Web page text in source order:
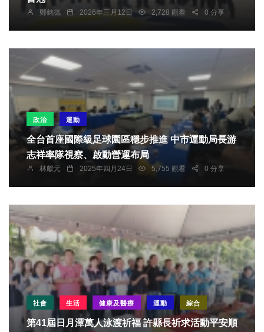
鄭銘德 2026年三月12日 2,728 觀看 0 分享
政治 運動
全台首座國際級足球園區穩步推進 中市運動局長游
志祥率隊視察、啟動營運布局
林獻元 2025年四月24日 5,755 觀看 0 分享
社會 生活 健康及醫療 運動 綜合
第41屆日月潭萬人泳渡祈福 許縣長祈求活動平安順